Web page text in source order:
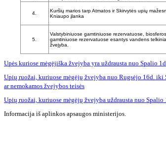
4.
Kuršių marios tarp Atmatos ir Skirvytės upių
Kniaupo įlanka
5.
Valstybiniuose gamtiniuose rezervatuose,
gamtiniuose rezervatuose esantys vandens
žvejyba.
Upės kuriose mėgėjiška žvejyba yra uždrausta nuo Spalio
Upių ruožai, kuriuose mėgėjų žvejyba nuo Rugsėjo 16d.
ar nemokamos žvejybos teisės
Upių ruožai, kuriuose mėgėjų žvejyba uždrausta nuo Spalio
Informacija iš aplinkos apsaugos ministerijos.